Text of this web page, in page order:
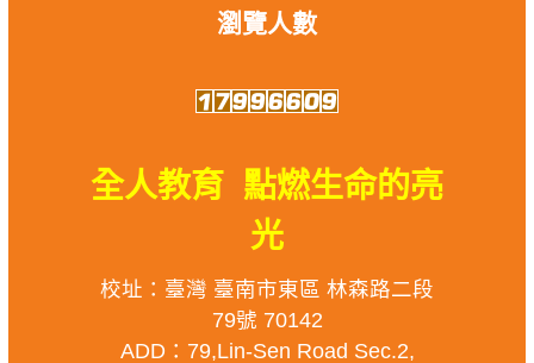
瀏覽人數
全人教育 點燃生命的亮
光
校址：臺灣 臺南市東區 林森路二段
79號 70142
ADD：79,Lin-Sen Road Sec.2,